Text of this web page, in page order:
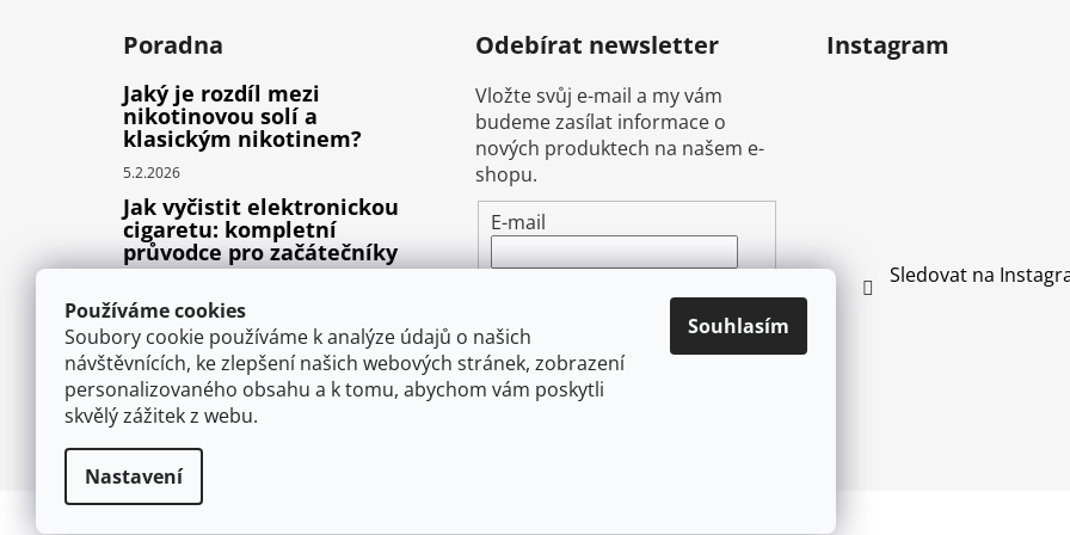
Používáme cookies
Soubory cookie používáme k analýze údajů o našich
návštěvnících, ke zlepšení našich webových stránek, zobrazení
personalizovaného obsahu a k tomu, abychom vám poskytli
skvělý zážitek z webu.
Nastavení
Souhlasím
Poradna
Jaký je rozdíl mezi
nikotinovou solí a
klasickým nikotinem?
5.2.2026
Jak vyčistit elektronickou
cigaretu: kompletní
průvodce pro začátečníky
Proč prská elektronická
cigareta (e-liquid)?
1.9.2025
Odebírat newsletter
Vložte svůj e-mail a my vám
budeme zasílat informace o
nových produktech na našem e-
shopu.
E-mail
podmínkami ochrany
osobních údajů
PŘIHLÁSIT SE
Instagram
Sledovat na